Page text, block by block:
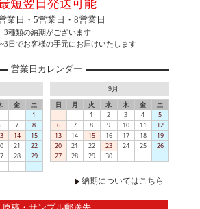
短翌日発送可能
業日・5営業日・8営業日
3種類の納期がございます
日でお客様の手元にお届けいたします
営業日カレンダー
金
土
1
7
8
14
15
21
22
28
29
9月
日 月 火 水 木 金
土
1
2 3 4
5
6
7 8 9 10 11
12
13
14 15 16 17 18
19
20
21 22 23 24 25
26
27
28 29 30
納期についてはこちら